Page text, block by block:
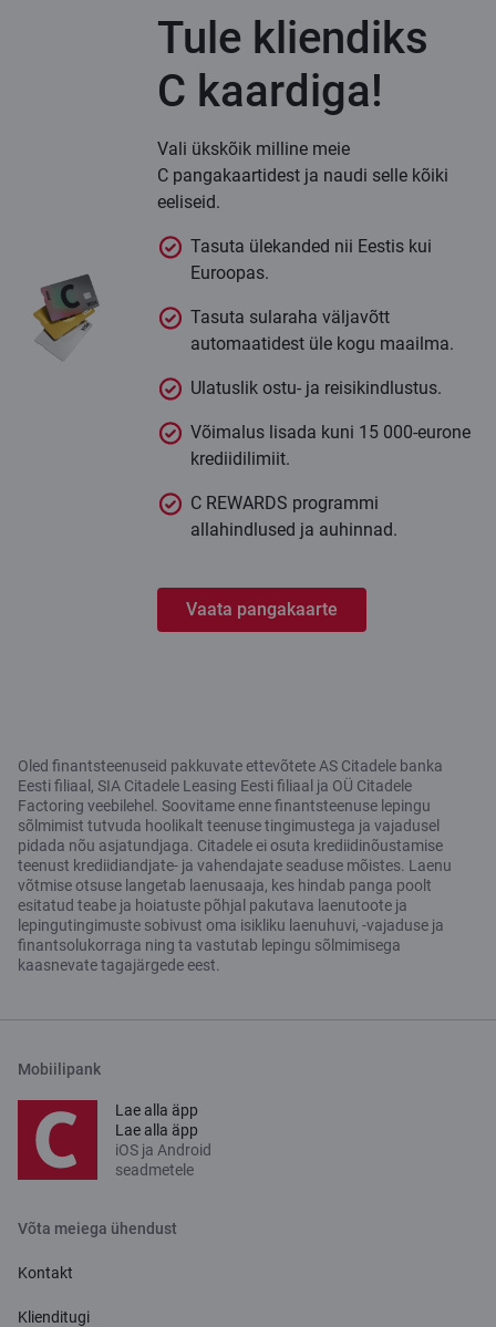
Tule kliendiks
C kaardiga!
Vali ükskõik milline meie
C pangakaartidest ja naudi selle kõiki
eeliseid.
Tasuta ülekanded nii Eestis kui
Euroopas.
Tasuta sularaha väljavõtt
automaatidest üle kogu maailma.
Ulatuslik ostu- ja reisikindlustus.
Võimalus lisada kuni 15 000-eurone
krediidilimiit.
C REWARDS programmi
allahindlused ja auhinnad.
Vaata pangakaarte
Oled finantsteenuseid pakkuvate ettevõtete AS Citadele banka
Eesti filiaal, SIA Citadele Leasing Eesti filiaal ja OÜ Citadele
Factoring veebilehel. Soovitame enne finantsteenuse lepingu
sõlmimist tutvuda hoolikalt teenuse tingimustega ja vajadusel
pidada nõu asjatundjaga. Citadele ei osuta krediidinõustamise
teenust krediidiandjate- ja vahendajate seaduse mõistes. Laenu
võtmise otsuse langetab laenusaaja, kes hindab panga poolt
esitatud teabe ja hoiatuste põhjal pakutava laenutoote ja
lepingutingimuste sobivust oma isikliku laenuhuvi, -vajaduse ja
finantsolukorraga ning ta vastutab lepingu sõlmimisega
kaasnevate tagajärgede eest.
Mobiilipank
Lae alla äpp
Lae alla äpp
iOS ja Android
seadmetele
Võta meiega ühendust
Kontakt
Klienditugi